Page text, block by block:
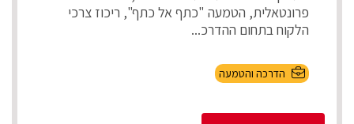
פרונטאלית, הטמעה "כתף אל כתף", ריכוז צרכי
הלקוח בתחום ההדרכ...
הדרכה והטמעה